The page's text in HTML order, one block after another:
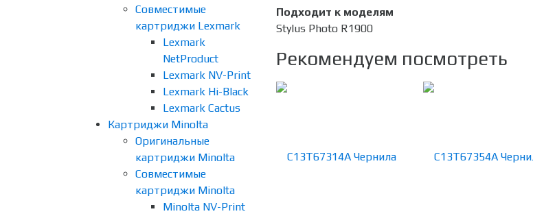
Совместимые
картриджи Lexmark
Lexmark
NetProduct
Lexmark NV-Print
Lexmark Hi-Black
Lexmark Cactus
Картриджи Minolta
Оригинальные
картриджи Minolta
Совместимые
картриджи Minolta
Minolta NV-Print
Подходит к моделям
Stylus Photo R1900
Рекомендуем посмотреть